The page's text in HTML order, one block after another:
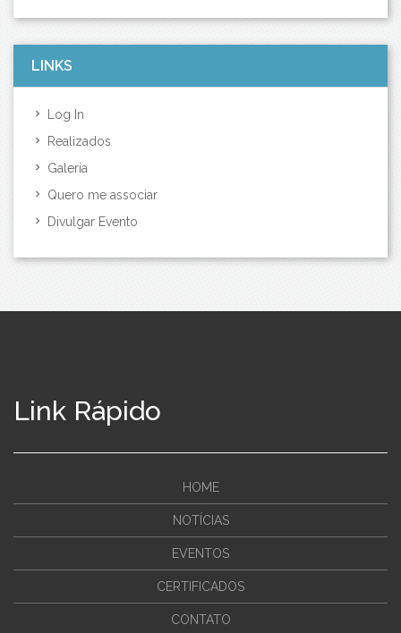
LINKS
Log In
Realizados
Galeria
Quero me associar
Divulgar Evento
Link Rápido
HOME
NOTÍCIAS
EVENTOS
CERTIFICADOS
CONTATO